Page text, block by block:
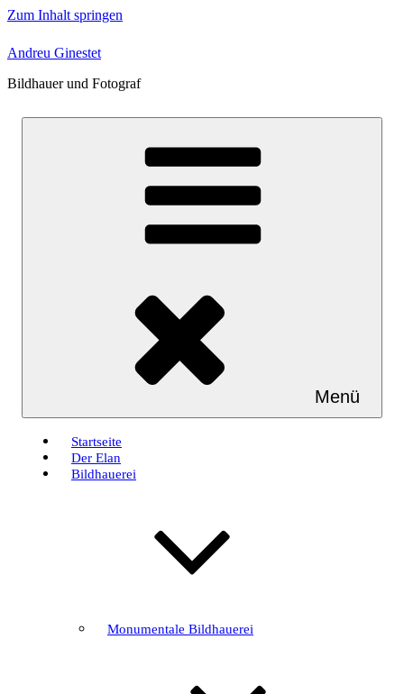
Zum Inhalt springen
Andreu Ginestet
Bildhauer und Fotograf
Menü
Startseite
Der Elan
Bildhauerei
Monumentale Bildhauerei